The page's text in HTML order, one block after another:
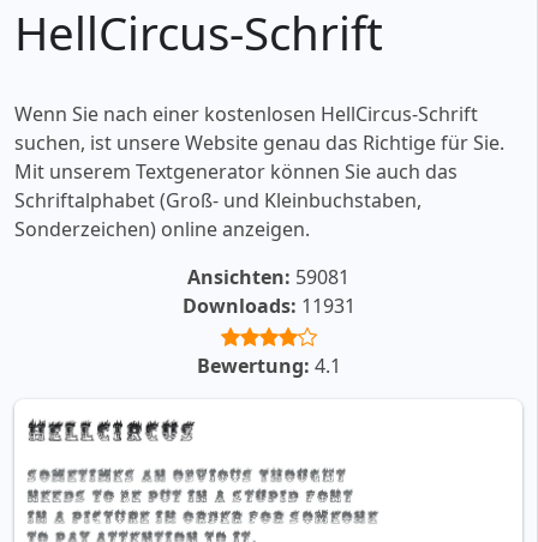
HellCircus-Schrift
Wenn Sie nach einer kostenlosen HellCircus-Schrift
suchen, ist unsere Website genau das Richtige für Sie.
Mit unserem Textgenerator können Sie auch das
Schriftalphabet (Groß- und Kleinbuchstaben,
Sonderzeichen) online anzeigen.
Ansichten: 59081
Downloads: 11931
Bewertung: 4.1